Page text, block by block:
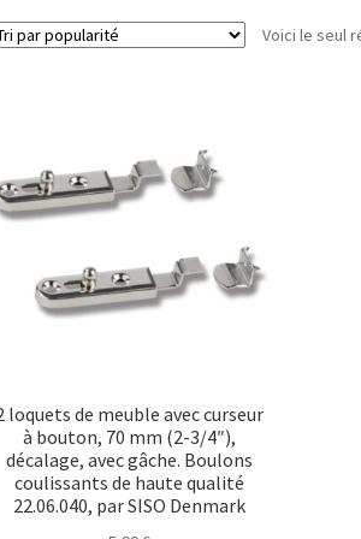
Voici le seul
loquets de meuble avec curseur
à bouton, 70 mm (2-3/4″),
décalage, avec gâche. Boulons
coulissants de haute qualité
22.06.040, par SISO Denmark